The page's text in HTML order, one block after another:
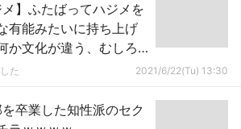
】ふたばってハジメを
有能みたいに持ち上げ
か文化が違う、むしろ
思うんだが
た 2021/6/22(Tu) 13:30
を卒業した知性派のセク